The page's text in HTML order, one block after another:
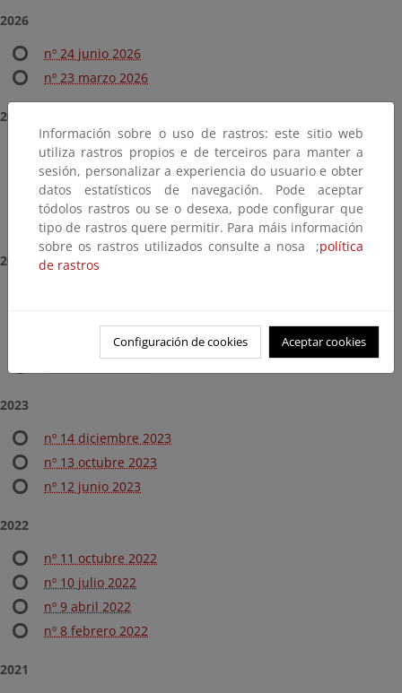
2026
nº 24 junio 2026
nº 23 marzo 2026
2025
nº 22 diciembre 2025
nº 21 septiembre 2025.
nº 20 junio 2025
nº 19 marzo 2025
2024
nº 16 junio 2024
2023
nº 14 diciembre 2023
nº 13 octubre 2023
nº 12 junio 2023
2022
nº 11 octubre 2022
nº 10 julio 2022
nº 9 abril 2022
nº 8 febrero 2022
2021
Información sobre o uso de rastros: este sitio web
utiliza rastros propios e de terceiros para manter a
sesión, personalizar a experiencia do usuario e obter
datos estatísticos de navegación. Pode aceptar
tódolos rastros ou se o desexa, pode configurar que
tipo de rastros quere permitir. Para máis información
sobre os rastros utilizados consulte a nosa ;política
de rastros
Configuración de cookies Aceptar cookies